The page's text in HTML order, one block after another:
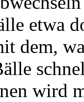
etwa
dem,
wird